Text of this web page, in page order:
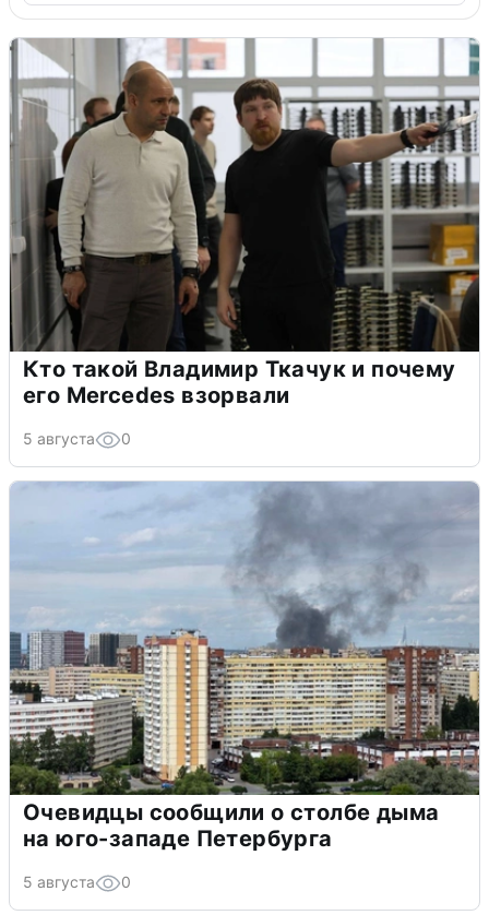
Кто такой Владимир Ткачук и почему
его Mercedes взорвали
5 августа 0
Очевидцы сообщили о столбе дыма
на юго-западе Петербурга
5 августа 0